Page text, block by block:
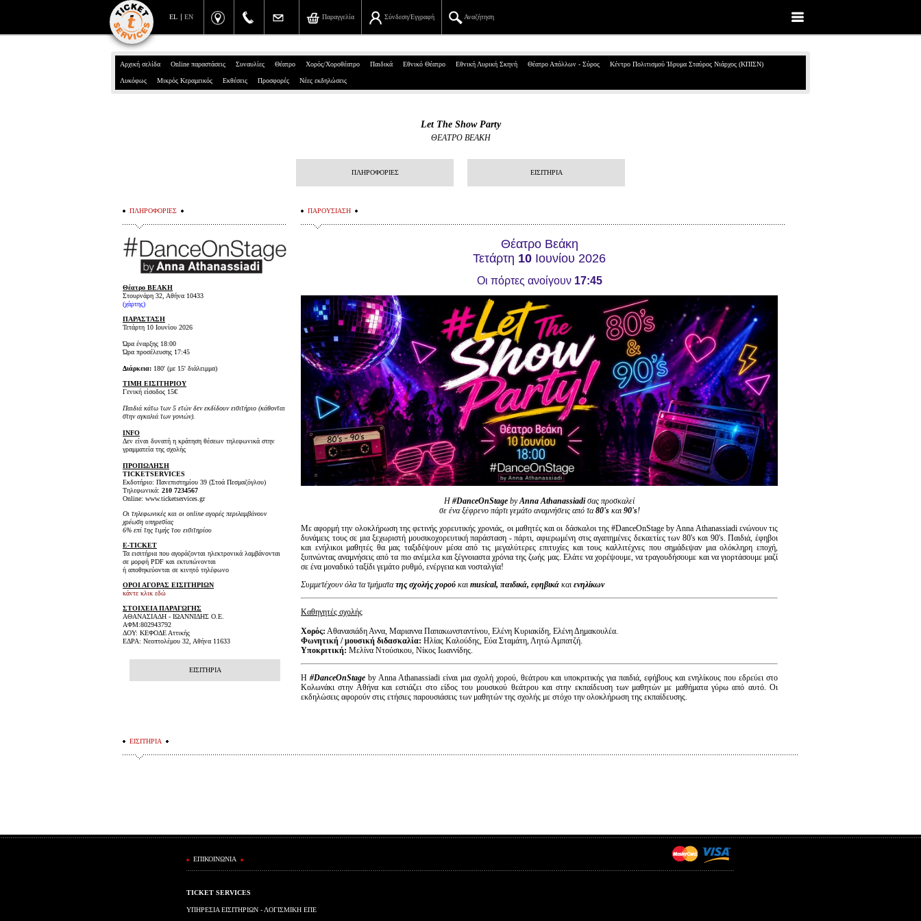
EN
EL Αναζήτηση
Σύνδεση/Εγγραφή
Παραγγελία
Πανεπιστημίου 39, Αθήνα
Αναζήτηση
Αναζήτηση παραγγελίας
Προσωπικά Δεδομένα
Είσοδος διαχειριστή
Αρχική σελίδα Online παραστάσεις Συναυλίες Θέατρο Χορός/Χοροθέατρο Παιδικά Εθνικό Θέατρο Εθνική Λυρική Σκηνή Θέατρο Απόλλων - Σύρος Κέντρο Πολιτισμού Ίδρυμα Σταύρος Νιάρχος (ΚΠΙΣΝ)
Λυκόφως Μικρός Κεραμεικός Εκθέσεις Προσφορές Νέες εκδηλώσεις
Let The Show Party
ΘΕΑΤΡΟ ΒΕΑΚΗ
ΠΛΗΡΟΦΟΡΙΕΣ ΕΙΣΙΤΗΡΙΑ
ΠΑΡΟΥΣΙΑΣΗ
Θέατρο Βεάκη
Τετάρτη 10 Ιουνίου 2026
Οι πόρτες ανοίγουν 17:45
Η #DanceOnStage byAnna Athanassiadiσας προσκαλεί
σε ένα ξέφρενο πάρτι γεμάτο αναμνήσεις από τα80'sκαι 90's!
Με αφορμή την ολοκλήρωση της φετινής χορευτικής χρονιάς, οι μαθητές και οι δάσκαλοι της #DanceOnStage by Anna Athanassiadi ενώνουν τις
δυνάμεις τους σε μια ξεχωριστή μουσικοχορευτική παράσταση - πάρτι, αφιερωμένη στις αγαπημένες δεκαετίες των 80's και 90's. Παιδιά, έφηβοι
και ενήλικοι μαθητές θα μας ταξιδέψουν μέσα από τις μεγαλύτερες επιτυχίες και τους καλλιτέχνες που σημάδεψαν μια ολόκληρη εποχή,
ξυπνώντας αναμνήσεις από τα πιο ανέμελα και ξέγνοιαστα χρόνια της ζωής μας. Ελάτε να χορέψουμε, να τραγουδήσουμε και να γιορτάσουμε μαζί
σε ένα μοναδικό ταξίδι γεμάτο ρυθμό, ενέργεια και νοσταλγία!
Συμμετέχουν όλα τα τμήματατης σχολής χορού και musical, παιδικά, εφηβικά και ενηλίκων
Καθηγητές σχολής
Χορός: Αθανασιάδη Αννα, Μαριαννα Παπακωνσταντίνου, Ελένη Κυριακίδη, Ελένη Δημακουλέα.
Φωνητική / μουσική διδασκαλία: Ηλίας Καλούδης, Εύα Ʃταμάτη, Λητώ Αμπατζή.
Υποκριτική: Μελίνα Ντούσικου, Νίκος Ιωαννίδης.
Η #DanceOnStage by Anna Athanassiadi είναι μια σχολή χορού, θεάτρου και υποκριτικής για παιδιά, εφήβους και ενηλίκους που εδρεύει στο
Κολωνάκι στην Αθήνα και εστιάζει στο είδος του μουσικού θεάτρου και στην εκπαίδευση των μαθητών με μαθήματα γύρω από αυτό. Οι
εκδηλώσεις αφορούν στις ετήσιες παρουσιάσεις των μαθητών της σχολής με στόχο την ολοκλήρωση της εκπαίδευσης.
ΠΛΗΡΟΦΟΡΙΕΣ
Θέατρο ΒΕΑΚΗ
Στουρνάρη 32, Αθήνα 10433
(χάρτης)
ΠΑΡΑΣΤΑΣΗ
Τετάρτη 10 Ιουνίου 2026
Ώρα έναρξης 18:00
Ώρα προσέλευσης 17:45
Διάρκεια: 180' (με 15' διάλειμμα)
ΤΙΜΗ ΕΙΣΙΤΗΡΙΟΥ
Γενική είσοδος 15€
Παιδιά κάτω των 5 ετών δεν εκδίδουν εισιτήριο (κάθονται
στην αγκαλιά των γονιών).
INFO
Δεν είναι δυνατή η κράτηση θέσεων τηλεφωνικά στην
γραμματεία της σχολής
ΠΡΟΠΩΛΗΣΗ
TICKETSERVICES
Εκδοτήριο: Πανεπιστημίου 39 (Στοά Πεσμαζόγλου)
Τηλεφωνικά: 210 7234567
Online: www.ticketservices.gr
Οι τηλεφωνικές και οι online αγορές περιλαμβάνουν
χρέωση υπηρεσίας
6% επί της τιμής του εισιτηρίου
E-TICKET
Τα εισιτήρια που αγοράζονται ηλεκτρονικά λαμβάνονται
σε μορφή PDF και εκτυπώνονται
ή αποθηκεύονται σε κινητό τηλέφωνο
ΟΡΟΙ ΑΓΟΡΑΣ ΕΙΣΙΤΗΡΙΩΝ
κάντε κλικ εδώ
ΣΤΟΙΧΕΙΑ ΠΑΡΑΓΩΓΗΣ
ΑΘΑΝΑΣΙΑΔΗ - ΙΩΑΝΝΙΔΗΣ Ο.Ε.
ΑΦΜ:802943792
ΔΟΥ: ΚΕΦΟΔΕ Αττικής
ΕΔΡΑ: Νεοπτολέμου 32, Αθήνα 11633
ΕΙΣΙΤΗΡΙΑ
ΕΙΣΙΤΗΡΙΑ
ΕΠΙΚΟΙΝΩΝΙΑ
TICKET SERVICES
ΥΠΗΡΕΣΙΑ ΕΙΣΙΤΗΡΙΩΝ - ΛΟΓΙΣΜΙΚΗ ΕΠΕ